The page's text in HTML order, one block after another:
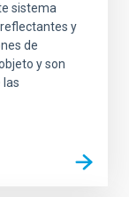
sistema
y
de
y son
las